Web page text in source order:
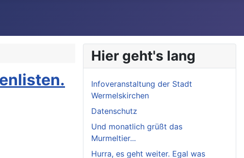
Hier geht's lang
Infoveranstaltung der Stadt
Wermelskirchen
Datenschutz
Und monatlich grüßt das
Murmeltier...
Hurra, es geht weiter. Egal was